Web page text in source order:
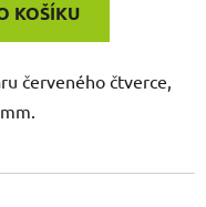
KOŠÍKU
červeného čtverce,